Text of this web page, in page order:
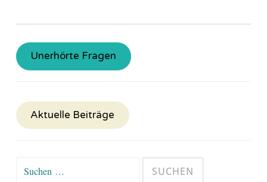
Unerhörte Fragen
Aktuelle Beiträge
Suchen